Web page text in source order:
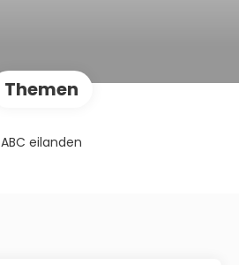
Themen
ABC eilanden